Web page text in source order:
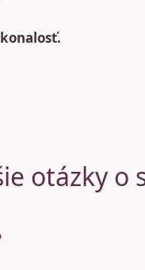
otázky o